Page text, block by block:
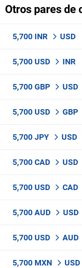
Otros pares de
5,700 INR USD
5,700 USD INR
5,700 GBP USD
5,700 USD GBP
5,700 JPY USD
5,700 CAD USD
5,700 USD CAD
5,700 AUD USD
5,700 USD AUD
5,700 MXN USD